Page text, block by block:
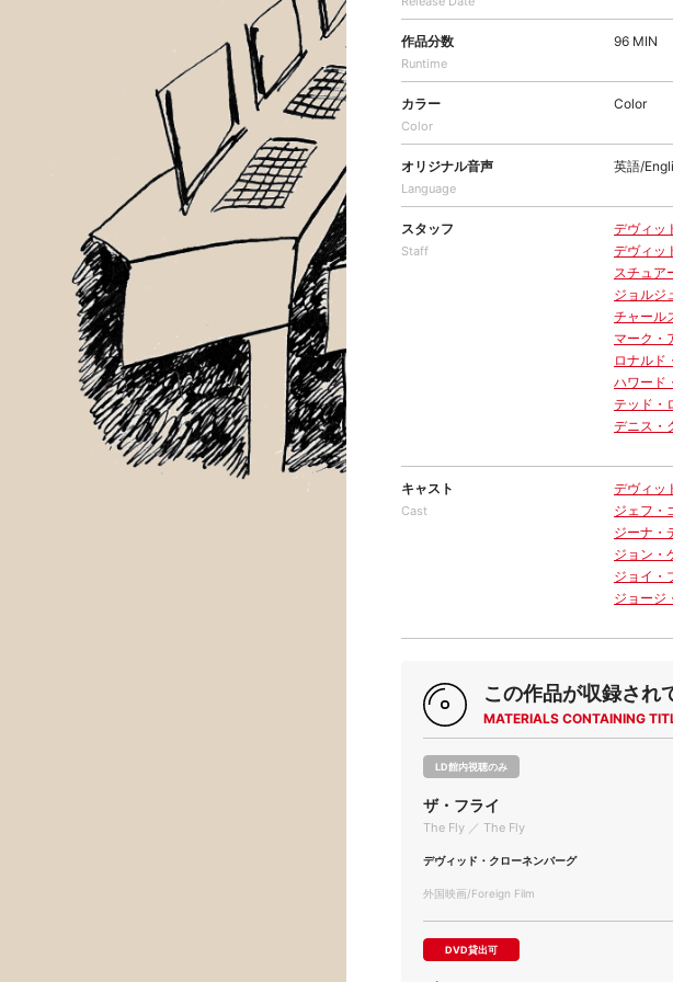
作品分数
Runtime
96 MIN
カラー
Color
Color
オリジナル音声
Language
英語/
スタッフ
Staff
デヴィッ
デヴィッ
スチュア
ジョルジ
チャール
マーク・
ロナルド
ハワード
テッド・
デニス・
キャスト
Cast
デヴィッ
ジェフ・
ジーナ・
ジョン・
ジョイ・
ジョージ
この作品が収録され
MATERIALS CONTAINING
LD館内視聴のみ
ザ・フライ
The Fly ／ The Fly
デヴィッド・クローネンバーグ
外国映画/Foreign Film
DVD貸出可